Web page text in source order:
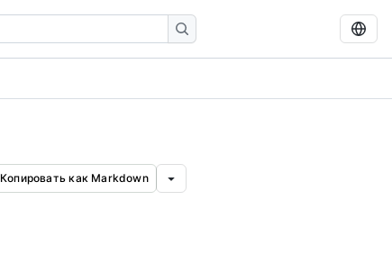
Копировать как Markdown